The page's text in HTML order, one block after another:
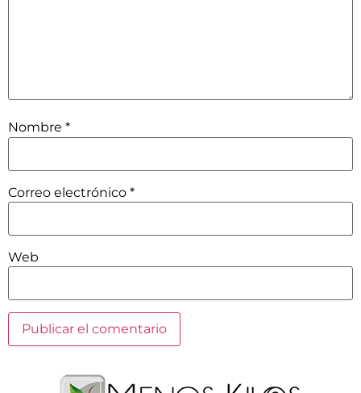
Nombre *
Correo electrónico *
Web